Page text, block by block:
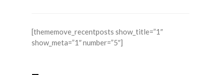
[thememove_recentposts show_title=”1″
show_meta=”1″ number=”5″]